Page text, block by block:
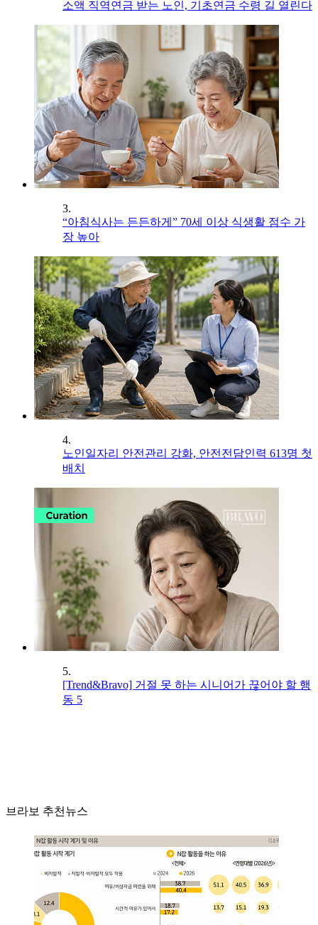
소액 직역연금 받는 노인, 기초연금 수령 길 열린다
3.
“아침식사는 든든하게” 70세 이상 식생활 점수 가
장 높아
4.
노인일자리 안전관리 강화, 안전전담인력 613명 첫
배치
5.
[Trend&Bravo] 거절 못 하는 시니어가 끊어야 할 행
동 5
브라보 추천뉴스